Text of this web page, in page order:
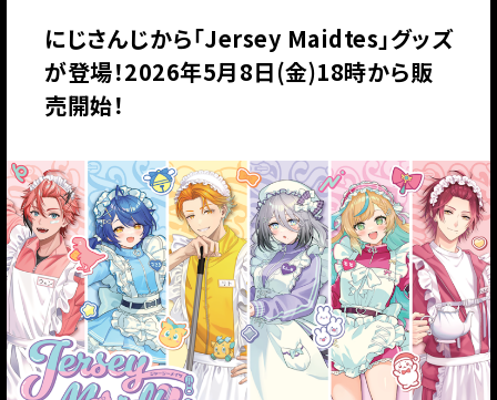
にじさんじから「Jersey Maidtes」グッズ
が登場！2026年5月8日(金)18時から販
売開始！